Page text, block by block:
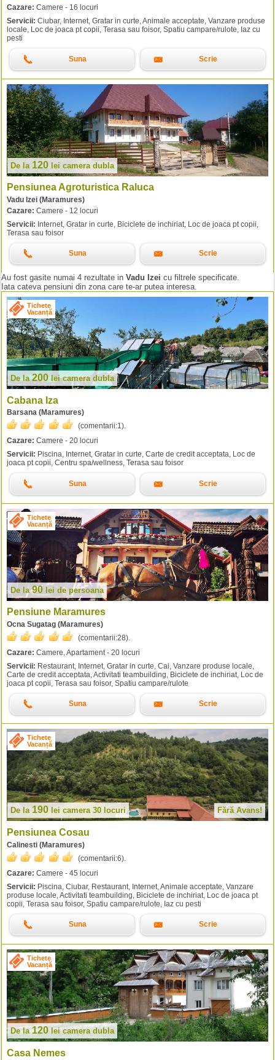
Cazare: Camere - 16 locuri
Servicii: Ciubar, Internet, Gratar in curte, Animale acceptate, Vanzare produse
locale, Loc de joaca pt copii, Terasa sau foisor, Spatiu campare/rulote, Iaz cu
pesti
Suna Scrie
De la 120lei camera dubla
Pensiunea Agroturistica Raluca
Vadu Izei (Maramures)
Cazare: Camere - 12 locuri
Servicii: Internet, Gratar in curte, Biciclete de inchiriat, Loc de joaca pt copii,
Terasa sau foisor
Suna Scrie
Au fost gasite numai 4 rezultate in Vadu Izei cu filtrele specificate.
Iata cateva pensiuni din zona care te-ar putea interesa.
Tichete
Vacanță
De la200 leicamera dubla
Cabana Iza
Barsana (Maramures)
(comentarii:1).
Cazare: Camere - 20 locuri
Servicii: Piscina, Internet, Gratar in curte, Carte de credit acceptata, Loc de
joaca pt copii, Centru spa/wellness, Terasa sau foisor
Suna Scrie
Tichete
Vacanță
De la90 lei de persoana
Pensiune Maramures
Ocna Sugatag (Maramures)
(comentarii:28).
Cazare: Camere, Apartament - 20 locuri
Servicii: Restaurant, Internet, Gratar in curte, Cai, Vanzare produse locale,
Carte de credit acceptata, Activitati teambuilding, Biciclete de inchiriat, Loc de
joaca pt copii, Terasa sau foisor, Spatiu campare/rulote
Suna Scrie
Tichete
Vacanță
De la 190 lei camera 30 locuri Fără Avans!
Pensiunea Cosau
Calinesti (Maramures)
(comentarii:6).
Cazare: Camere - 45 locuri
Servicii: Piscina, Ciubar, Restaurant, Internet, Animale acceptate, Vanzare
produse locale, Activitati teambuilding, Biciclete de inchiriat, Loc de joaca pt
copii, Terasa sau foisor, Spatiu campare/rulote, Iaz cu pesti
Suna Scrie
Tichete
Vacanță
De la120 lei camera dubla
Casa Nemes